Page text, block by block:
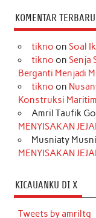
KOMENTAR TERBARU
tikno on Soal
tikno on Senja
Berganti Menjadi
tikno on
Konstruksi
Amril Taufik
MENYISAKAN
Musniaty Musni
MENYISAKAN
KICAUANKU DI X
Tweets by amriltg